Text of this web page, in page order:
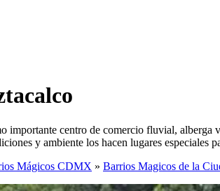
importante centro de comercio fluvial,
y ambiente los hacen lugares especiales
Mágicos CDMX » Barrios Magicos de la